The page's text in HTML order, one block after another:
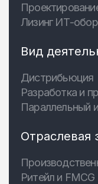
Лизинг ИТ-
Вид
Дистрибьюция
Разработка и
Параллельный
Отраслевая
Ритейл и FMCG